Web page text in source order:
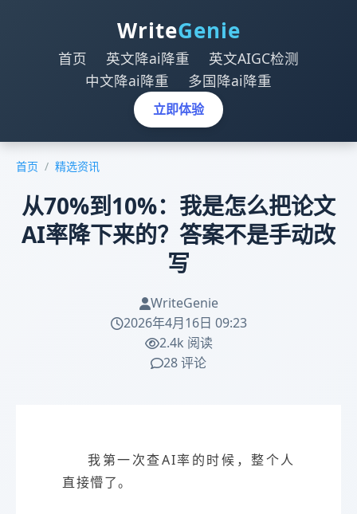
WriteGenie
首页 英文降ai降重
英文AIGC检测
中文降ai降重
多国降ai降重
立即体验
首页 / 精选资讯
从70%到10%：我是怎么把论文
AI率降下来的？答案不是手动改
写
WriteGenie
2026年4月16日 09:23
2.4k 阅读
28 评论
我第一次查AI率的时候，整个人
直接懵了。